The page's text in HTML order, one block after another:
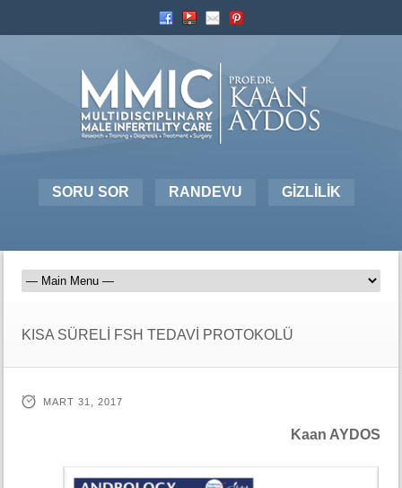
SORU SOR RANDEVU GİZLİLİK
KISA SÜRELİ FSH TEDAVİ PROTOKOLÜ
MART 31, 2017
Kaan AYDOS